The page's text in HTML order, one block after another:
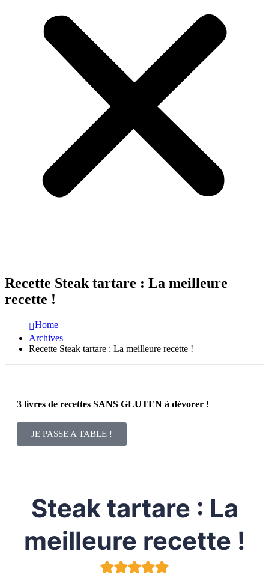
Recette Steak tartare : La meilleure
recette !
Home
Archives
Recette Steak tartare : La meilleure recette !
3 livres de recettes SANS GLUTEN à dévorer !
JE PASSE A TABLE !
Steak tartare : La
meilleure recette !